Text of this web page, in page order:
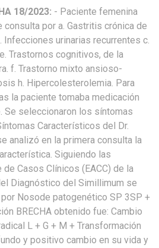
18/2023: - Paciente femenina
consulta por a. Gastritis crónica de
Infecciones urinarias recurrentes c.
Trastornos cognitivos, de la
f. Trastorno mixto ansioso-
h. Hipercolesterolemia. Para
la paciente tomaba medicación
Se seleccionaron los síntomas
Característicos del Dr.
analizó en la primera consulta la
Siguiendo las
Casos Clínicos (EACC) de la
Diagnóstico del Simillimum se
Nosode patogenético SP 3SP +
BRECHA obtenido fue: Cambio
L + G + M + Transformación
y positivo cambio en su vida y